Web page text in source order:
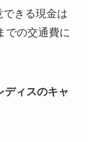
きる現金は
での交通費に
ディスのキャ